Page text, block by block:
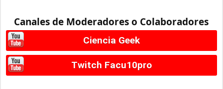
Canales de Moderadores o Colaboradores
Ciencia Geek
Twitch Facu10pro